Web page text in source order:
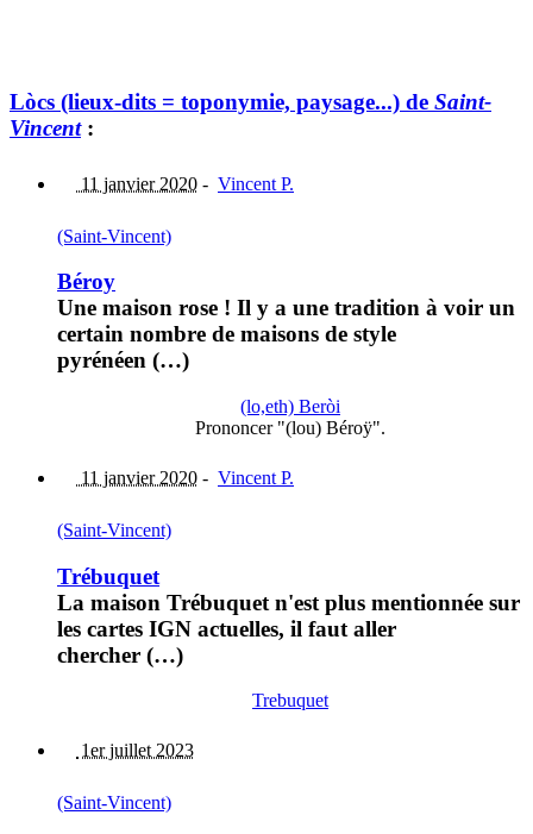
Lòcs (lieux-dits = toponymie, paysage...) de Saint-
Vincent:
11 janvier 2020 - Vincent P.
(Saint-Vincent)
Béroy
Une maison rose ! Il y a une tradition à voir un
certain nombre de maisons de style
pyrénéen (…)
(lo,eth) Beròi
Prononcer "(lou) Béroÿ".
11 janvier 2020 - Vincent P.
(Saint-Vincent)
Trébuquet
La maison Trébuquet n'est plus mentionnée sur
les cartes IGN actuelles, il faut aller
chercher (…)
Trebuquet
1er juillet 2023
(Saint-Vincent)